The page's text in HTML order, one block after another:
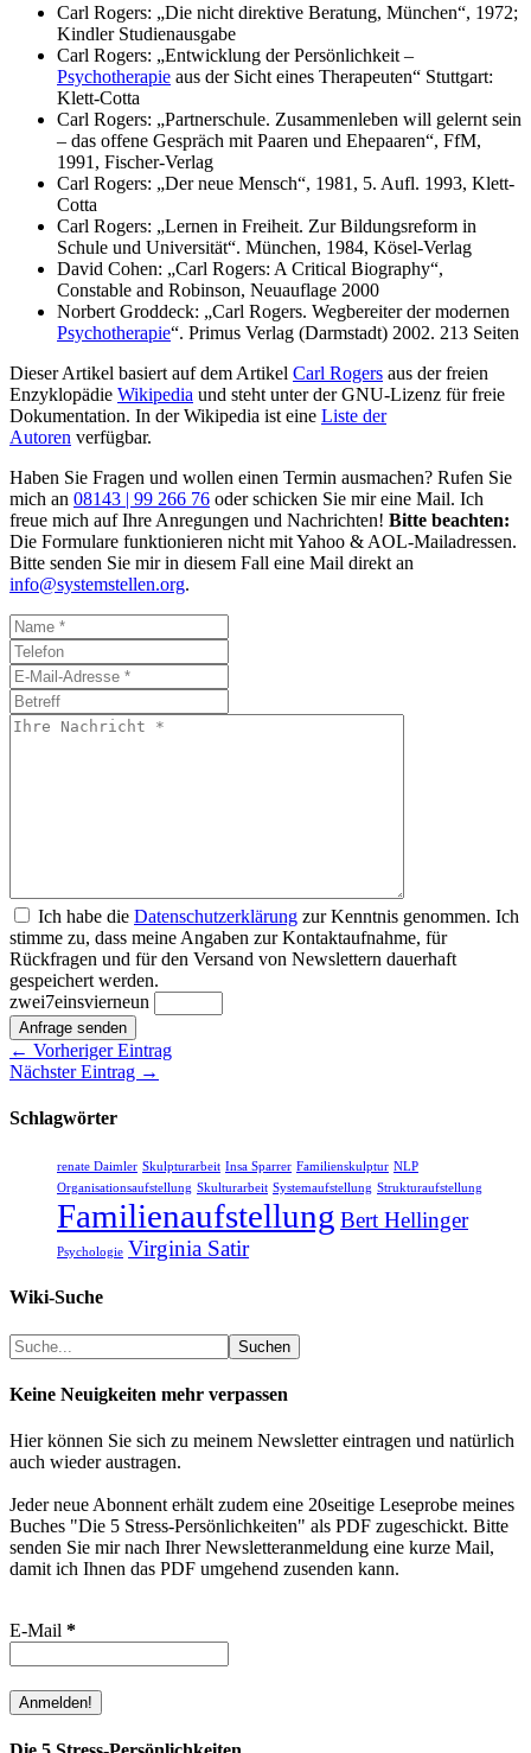
Carl Rogers: „Die nicht direktive Beratung, München“, 1972;
Kindler Studienausgabe
Carl Rogers: „Entwicklung der Persönlichkeit –
Psychotherapie aus der Sicht eines Therapeuten“ Stuttgart:
Klett-Cotta
Carl Rogers: „Partnerschule. Zusammenleben will gelernt sein
– das offene Gespräch mit Paaren und Ehepaaren“, FfM,
1991, Fischer-Verlag
Carl Rogers: „Der neue Mensch“, 1981, 5. Aufl. 1993, Klett-
Cotta
Carl Rogers: „Lernen in Freiheit. Zur Bildungsreform in
Schule und Universität“. München, 1984, Kösel-Verlag
David Cohen: „Carl Rogers: A Critical Biography“,
Constable and Robinson, Neuauflage 2000
Norbert Groddeck: „Carl Rogers. Wegbereiter der modernen
Psychotherapie“. Primus Verlag (Darmstadt) 2002. 213 Seiten
Dieser Artikel basiert auf dem Artikel Carl Rogers aus der freien
Enzyklopädie Wikipedia und steht unter der GNU-Lizenz für freie
Dokumentation. In der Wikipedia ist eine Liste der
Autoren verfügbar.
Haben Sie Fragen und wollen einen Termin ausmachen? Rufen Sie
mich an 08143 | 99 266 76 oder schicken Sie mir eine Mail. Ich
freue mich auf Ihre Anregungen und Nachrichten! Bitte beachten:
Die Formulare funktionieren nicht mit Yahoo & AOL-Mailadressen.
Bitte senden Sie mir in diesem Fall eine Mail direkt an
info@systemstellen.org.
Ich habe die Datenschutzerklärung zur Kenntnis genommen. Ich
stimme zu, dass meine Angaben zur Kontaktaufnahme, für
Rückfragen und für den Versand von Newslettern dauerhaft
gespeichert werden.
zwei7einsvierneun
Anfrage senden
← Vorheriger Eintrag
Nächster Eintrag →
Schlagwörter
renate Daimler Skulpturarbeit Insa Sparrer Familienskulptur NLP
Organisationsaufstellung Skulturarbeit Systemaufstellung Strukturaufstellung
Familienaufstellung Bert Hellinger
Psychologie Virginia Satir
Wiki-Suche
Suchen Suchen
Keine Neuigkeiten mehr verpassen
Hier können Sie sich zu meinem Newsletter eintragen und natürlich
auch wieder austragen.
Jeder neue Abonnent erhält zudem eine 20seitige Leseprobe meines
Buches "Die 5 Stress-Persönlichkeiten" als PDF zugeschickt. Bitte
senden Sie mir nach Ihrer Newsletteranmeldung eine kurze Mail,
damit ich Ihnen das PDF umgehend zusenden kann.
E-Mail *